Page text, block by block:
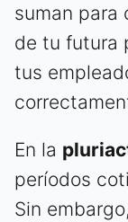
suman para
de tu futura
tus
En la
períodos
Sin